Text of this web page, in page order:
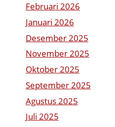
Februari 2026
Januari 2026
Desember 2025
November 2025
Oktober 2025
September 2025
Agustus 2025
Juli 2025